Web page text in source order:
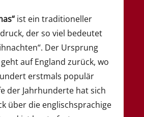
ist ein traditioneller
der so viel bedeutet
Der Ursprung
auf England zurück, wo
erstmals populär
der Jahrhunderte hat sich
über die englischsprachige